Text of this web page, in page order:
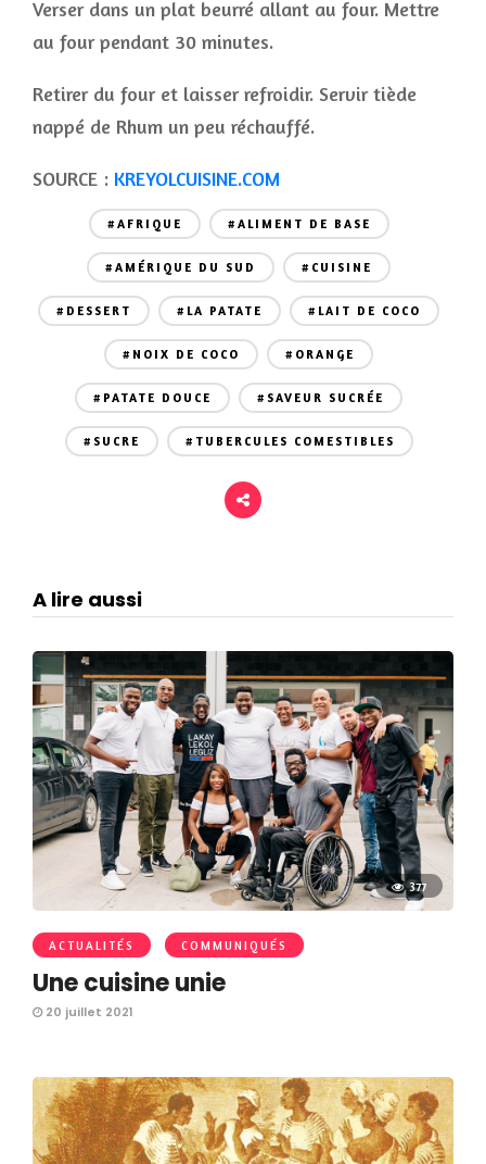
Verser dans un plat beurré allant au four. Mettre
au four pendant 30 minutes.
Retirer du four et laisser refroidir. Servir tiède
nappé de Rhum un peu réchauffé.
SOURCE : KREYOLCUISINE.COM
#AFRIQUE #ALIMENT DE BASE
#AMÉRIQUE DU SUD #CUISINE
#DESSERT #LA PATATE #LAIT DE COCO
#NOIX DE COCO #ORANGE
#PATATE DOUCE #SAVEUR SUCRÉE
#SUCRE #TUBERCULES COMESTIBLES
A lire aussi
377
ACTUALITÉS COMMUNIQUÉS
Une cuisine unie
20 juillet 2021